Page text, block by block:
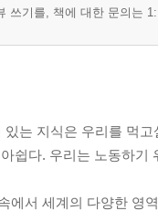
쓰기를, 책에 대한 문의는
있는 지식은 우리를 먹
쉽다. 우리는 노동하
에서 세계의 다양한 영